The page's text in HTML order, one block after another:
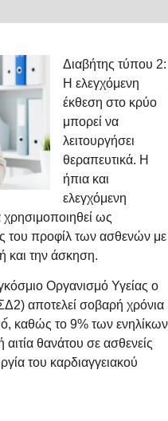
Διαβήτης τύπου 2:
Η ελεγχόμενη
έκθεση στο κρύο
μπορεί να
λειτουργήσει
θεραπευτικά. Η
ήπια και
ελεγχόμενη
ως
του προφίλ των ασθενών με
και την άσκηση.
Οργανισμό Υγείας ο
αποτελεί σοβαρή χρόνια
καθώς το 9% των ενηλίκων
θανάτου σε ασθενείς
του καρδιαγγειακού